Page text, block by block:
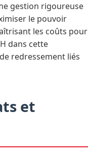
gestion rigoureuse
le pouvoir
les coûts pour
dans cette
redressement liés
et